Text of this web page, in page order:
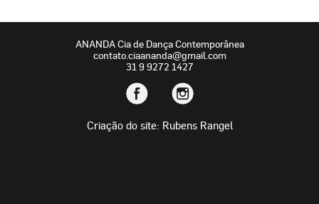
ANANDA Cia de Dança Contemporânea
contato.ciaananda@gmail.com
31 9 9272 1427
Criação do site: Rubens Rangel